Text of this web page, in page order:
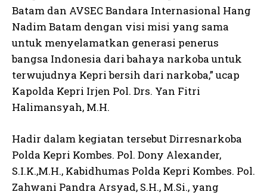
Batam dan AVSEC Bandara Internasional Hang
Nadim Batam dengan visi misi yang sama
untuk menyelamatkan generasi penerus
bangsa Indonesia dari bahaya narkoba untuk
terwujudnya Kepri bersih dari narkoba,” ucap
Kapolda Kepri Irjen Pol. Drs. Yan Fitri
Halimansyah, M.H.
Hadir dalam kegiatan tersebut Dirresnarkoba
Polda Kepri Kombes. Pol. Dony Alexander,
S.I.K.,M.H., Kabidhumas Polda Kepri Kombes. Pol.
Zahwani Pandra Arsyad, S.H., M.Si., yang